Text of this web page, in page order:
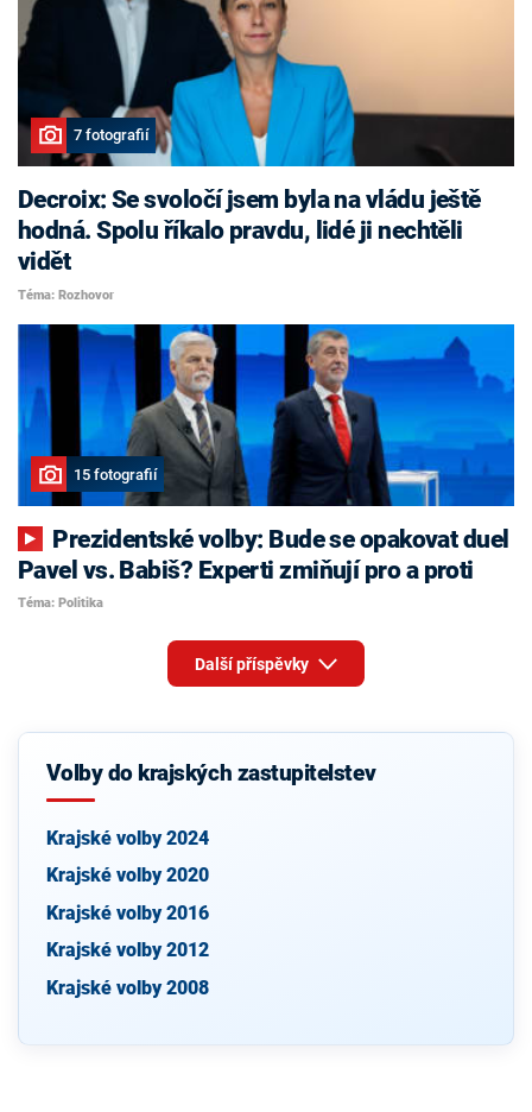
7 fotografií
Decroix: Se svoločí jsem byla na vládu ještě
hodná. Spolu říkalo pravdu, lidé ji nechtěli
vidět
Téma: Rozhovor
15 fotografií
Pavel vs. Babiš? Experti zmiňují pro a proti
Téma: Politika
Další příspěvky
Volby do krajských zastupitelstev
Krajské volby 2024
Krajské volby 2020
Krajské volby 2016
Krajské volby 2012
Krajské volby 2008